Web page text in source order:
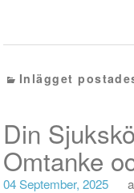
Inlägget
Din
Omtanke
04 September, 2025